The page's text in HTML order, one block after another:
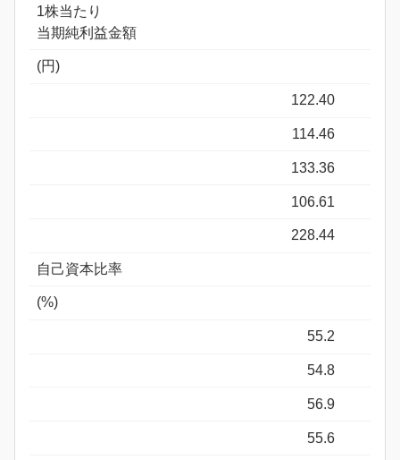
1株当たり
当期純利益金額
(円)
122.40
114.46
133.36
106.61
228.44
自己資本比率
(%)
55.2
54.8
56.9
55.6